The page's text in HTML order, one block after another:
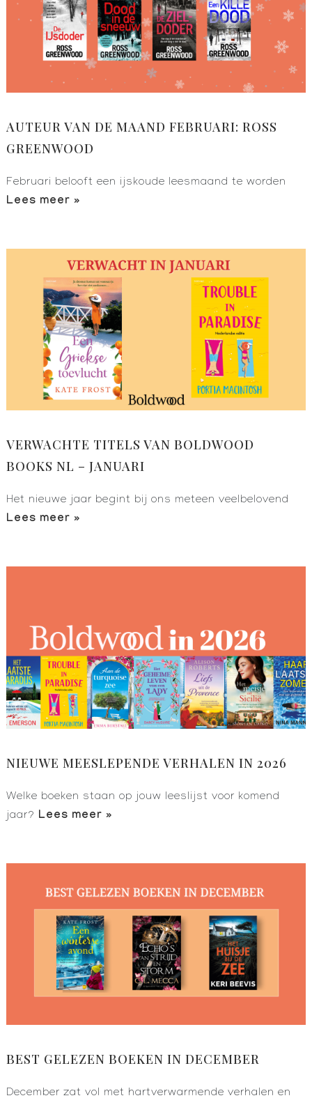
AUTEUR VAN DE MAAND FEBRUARI: ROSS
GREENWOOD
Februari belooft een ijskoude leesmaand te worden
Lees meer »
VERWACHTE TITELS VAN BOLDWOOD
BOOKS NL – JANUARI
Het nieuwe jaar begint bij ons meteen veelbelovend
Lees meer »
NIEUWE MEESLEPENDE VERHALEN IN 2026
Welke boeken staan op jouw leeslijst voor komend
jaar? Lees meer »
BEST GELEZEN BOEKEN IN DECEMBER
December zat vol met hartverwarmende verhalen en